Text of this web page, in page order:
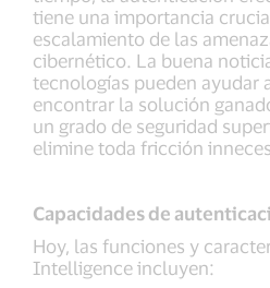
tiene una importancia
escalamiento de las
cibernético. La buena
tecnologías pueden ayudar
encontrar la solución
un grado de seguridad
elimine toda fricción
Capacidades de
Hoy, las funciones y
Intelligence incluyen: